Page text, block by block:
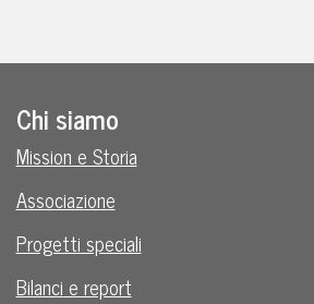
Chi siamo
Mission e Storia
Associazione
Progetti speciali
Bilanci e report